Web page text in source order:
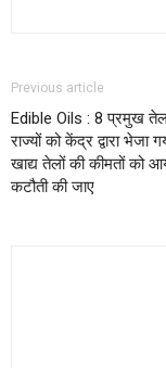
Previous article
Edible Oils : 8 प्रमुख
राज्यों को केंद्र द्वारा भेजा
खाद्य तेलों की कीमतों को
कटौती की जाए